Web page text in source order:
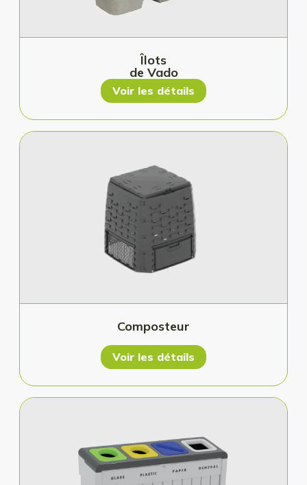
Îlots
de Vado
Voir les détails
Composteur
Voir les détails